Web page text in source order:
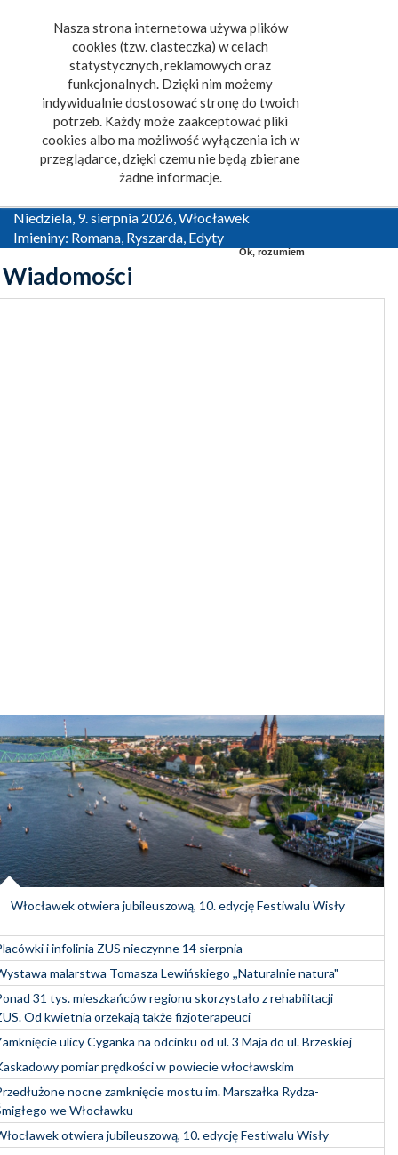
Nasza strona internetowa używa plików
cookies (tzw. ciasteczka) w celach
statystycznych, reklamowych oraz
funkcjonalnych. Dzięki nim możemy
indywidualnie dostosować stronę do twoich
potrzeb. Każdy może zaakceptować pliki
cookies albo ma możliwość wyłączenia ich w
przeglądarce, dzięki czemu nie będą zbierane
żadne informacje.
Ok, rozumiem
Niedziela, 9. sierpnia 2026, Włocławek
Imieniny: Romana, Ryszarda, Edyty
Wiadomości
Włocławek otwiera jubileuszową, 10. edycję Festiwalu Wisły
i infolinia ZUS nieczynne 14 sierpnia
malarstwa Tomasza Lewińskiego ,,Naturalnie natura"
31 tys. mieszkańców regionu skorzystało z rehabilitacji
Od kwietnia orzekają także fizjoterapeuci
ulicy Cyganka na odcinku od ul. 3 Maja do ul. Brzeskiej
pomiar prędkości w powiecie włocławskim
nocne zamknięcie mostu im. Marszałka Rydza-
we Włocławku
otwiera jubileuszową, 10. edycję Festiwalu Wisły